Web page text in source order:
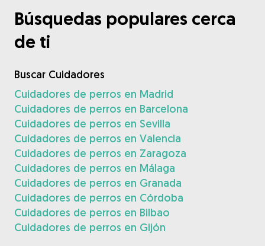
Búsquedas populares cerca
de ti
Buscar Cuidadores
Cuidadores de perros en Madrid
Cuidadores de perros en Barcelona
Cuidadores de perros en Sevilla
Cuidadores de perros en Valencia
Cuidadores de perros en Zaragoza
Cuidadores de perros en Málaga
Cuidadores de perros en Granada
Cuidadores de perros en Córdoba
Cuidadores de perros en Bilbao
Cuidadores de perros en Gijón